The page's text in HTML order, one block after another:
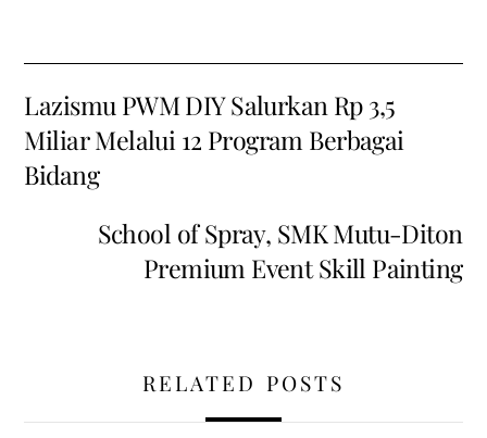
Lazismu PWM DIY Salurkan Rp 3,5
Miliar Melalui 12 Program Berbagai
Bidang
School of Spray, SMK Mutu-Diton
Premium Event Skill Painting
RELATED POSTS